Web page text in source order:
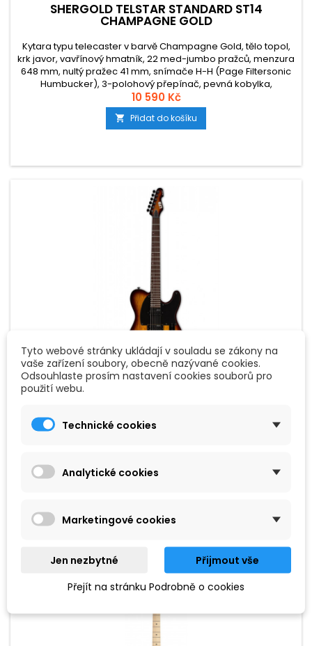
SHERGOLD TELSTAR STANDARD ST14
CHAMPAGNE GOLD
Kytara typu telecaster v barvě Champagne Gold, tělo topol,
krk javor, vavřínový hmatník, 22 med-jumbo pražců, menzura
648 mm, nultý pražec 41 mm, snímače H-H (Page Filtersonic
Humbucker), 3-polohový přepínač, pevná kobylka,
chromovaný hardware.
10 590 Kč
 Přidat do košíku
ZNAČKA:ESP-LTD
Elektrická kytara typu single cut T v lesklém provedení
Designed LH-150.
Tyto webové stránky ukládají v souladu se zákony na
vaše zařízení soubory, obecně nazývané cookies.
Odsouhlaste prosím nastavení cookies souborů pro
použití webu.
Technické cookies
Analytické cookies
Marketingové cookies
Jen nezbytné
Přijmout vše
Přejít na stránku Podrobně o cookies